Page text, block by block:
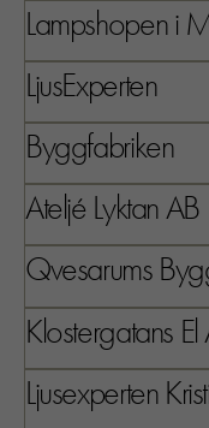
Lampshopen i
LjusExperten
Byggfabriken
Ateljé Lyktan AB
Qvesarums
Klostergatans El
Ljusexperten